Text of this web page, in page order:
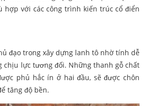
hợp với các công trình kiến trúc cổ điển
đạo trong xây dựng lanh tô nhờ tính dễ
chịu lực tương đối. Những thanh gỗ chất
phủ hắc ín ở hai đầu, sẽ được chôn
tăng độ bền.